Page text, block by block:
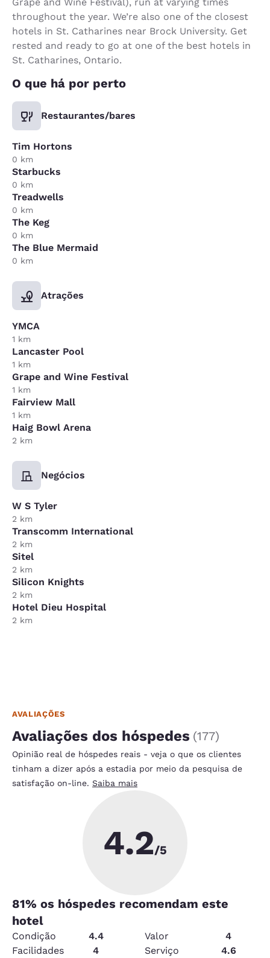
throughout the year. We’re also one of the closest
hotels in St. Catharines near Brock University. Get
rested and ready to go at one of the best hotels in
St. Catharines, Ontario.
O que há por perto
Restaurantes/bares
Tim Hortons
0 km
Starbucks
0 km
Treadwells
0 km
The Keg
0 km
The Blue Mermaid
0 km
Atrações
YMCA
1 km
Lancaster Pool
1 km
Grape and Wine Festival
1 km
Fairview Mall
1 km
Haig Bowl Arena
2 km
Negócios
W S Tyler
2 km
Transcomm International
2 km
Sitel
2 km
Silicon Knights
2 km
Hotel Dieu Hospital
2 km
AVALIAÇÕES
Avaliações dos hóspedes (177)
Opinião real de hóspedes reais - veja o que os clientes
tinham a dizer após a estadia por meio da pesquisa de
satisfação on-line. Saiba mais
4.2/5
81% os hóspedes recomendam este
hotel
Condição 4.4 Valor
4
Facilidades
4 Serviço
4.6